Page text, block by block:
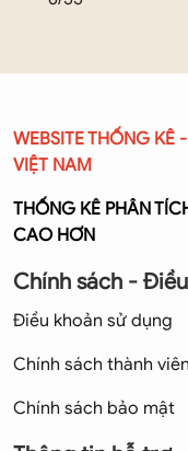
WEBSITE THỐNG KÊ
VIỆT NAM
THỐNG KÊ PHÂN
CAO HƠN
Chính sách -
Điều khoản sử dụng
Chính sách thành viên
Chính sách bảo mật